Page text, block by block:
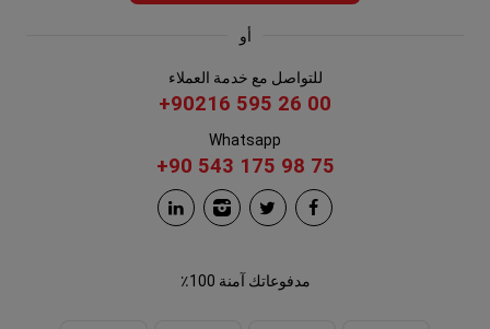
أو
للتواصل مع خدمة العملاء
+90216 595 26 00
Whatsapp
+90 543 175 98 75
مدفوعاتك آمنة 100٪